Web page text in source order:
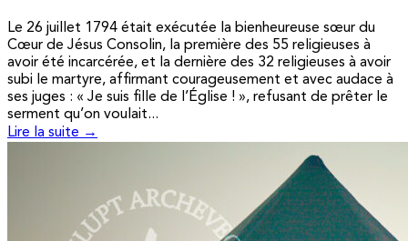
Le 26 juillet 1794 était exécutée la bienheureuse sœur du
Cœur de Jésus Consolin, la première des 55 religieuses à
avoir été incarcérée, et la dernière des 32 religieuses à avoir
subi le martyre, affirmant courageusement et avec audace à
ses juges : « Je suis fille de l’Église ! », refusant de prêter le
serment qu’on voulait...
Lire la suite →